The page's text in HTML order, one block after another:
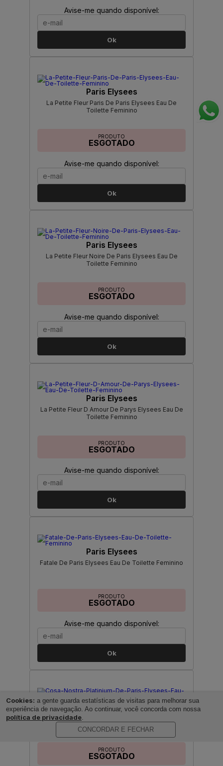
Avise-me quando disponível:
Ok
Paris Elysees
La Petite Fleur Paris De Paris Elysees Eau De
Toilette Feminino
PRODUTO
ESGOTADO
Avise-me quando disponível:
Ok
Paris Elysees
La Petite Fleur Noire De Paris Elysees Eau De
Toilette Feminino
PRODUTO
ESGOTADO
Avise-me quando disponível:
Ok
Paris Elysees
La Petite Fleur D Amour De Parys Elysees Eau De
Toilette Feminino
PRODUTO
ESGOTADO
Avise-me quando disponível:
Ok
Paris Elysees
Fatale De Paris Elysees Eau De Toilette Feminino
PRODUTO
ESGOTADO
Avise-me quando disponível:
Ok
Paris Elysees
Cosa Nostra Platinium De Paris Elysees Eau De
Toilette Masculino
PRODUTO
ESGOTADO
Cookies: a gente guarda estatísticas de visitas para melhorar sua
experiência de navegação. Ao continuar, você concorda com nossa
política de privacidade.
CONCORDAR E FECHAR